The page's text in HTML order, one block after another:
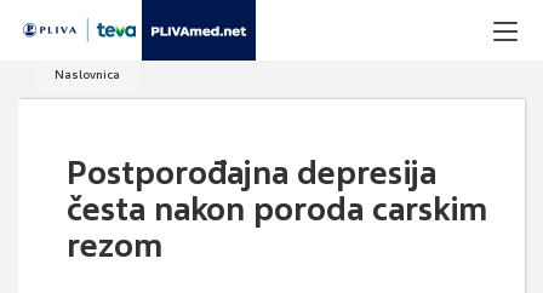
Naslovnica
Postporođajna depresija
česta nakon poroda carskim
rezom